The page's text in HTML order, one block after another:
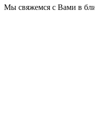
Мы свяжемся с Вами в